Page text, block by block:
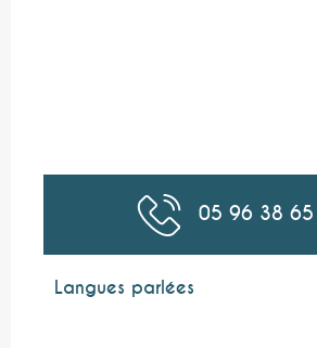
05 96 38 65
Langues parlées
Langues parlées